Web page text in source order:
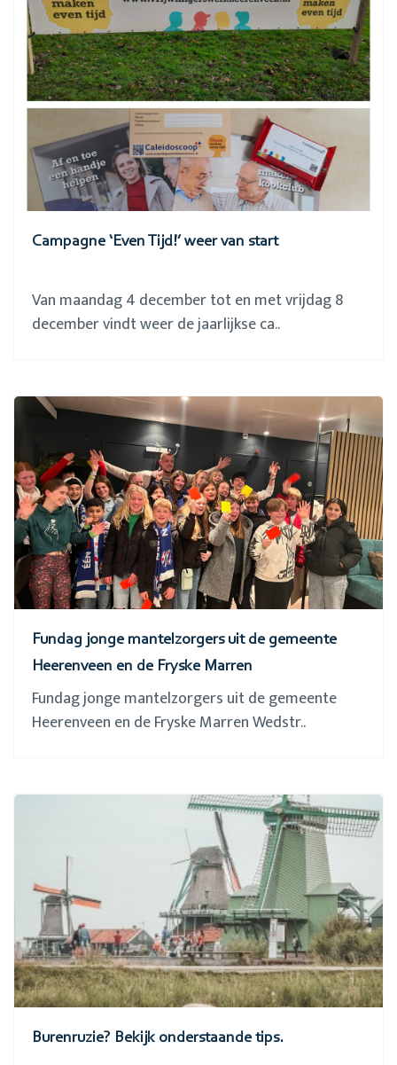
Campagne ‘Even Tijd!’ weer van start
Van maandag 4 december tot en met vrijdag 8
december vindt weer de jaarlijkse ca..
Fundag jonge mantelzorgers uit de gemeente
Heerenveen en de Fryske Marren
Fundag jonge mantelzorgers uit de gemeente
Heerenveen en de Fryske Marren Wedstr..
Burenruzie? Bekijk onderstaande tips.